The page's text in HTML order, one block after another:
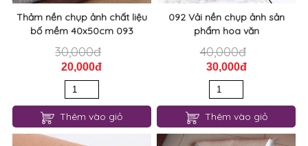
Thảm nền chụp ảnh chất liệu
bố mềm 40x50cm 093
30,000đ
20,000đ
Thêm vào giỏ
092 Vải nền chụp ảnh sản
phẩm hoa văn
40,000đ
30,000đ
Thêm vào giỏ